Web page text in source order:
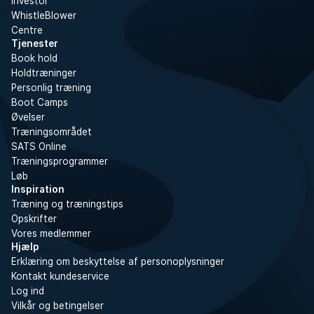
WhistleBlower
Centre
Tjenester
Book hold
Holdtræninger
Personlig træning
Boot Camps
Øvelser
Træningsområdet
SATS Online
Træningsprogrammer
Løb
Inspiration
Træning og træningstips
Opskrifter
Vores medlemmer
Hjælp
Erklæring om beskyttelse af personoplysninger
Kontakt kundeservice
Log ind
Vilkår og betingelser